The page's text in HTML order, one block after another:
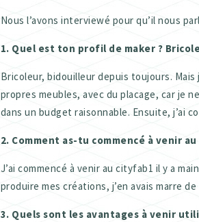
Nous l’avons interviewé pour qu’il nous
1. Quel est ton profil de maker ?
Bricoleur, bidouilleur depuis toujours. Mais
propres meubles, avec du placage, car je
dans un budget raisonnable. Ensuite, j’ai
2. Comment as-tu commencé à venir
J’ai commencé à venir au cityfab1 il y a
produire mes créations, j’en avais marre
3. Quels sont les avantages à venir